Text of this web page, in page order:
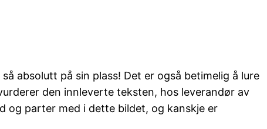
absolutt på sin plass! Det er også betimelig å lure
den innleverte teksten, hos leverandør av
og parter med i dette bildet, og kanskje er